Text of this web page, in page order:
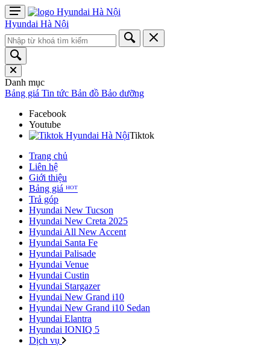
Hyundai Hà Nội
Danh mục
Bảng giá Tin tức Bản đồ Bảo dưỡng
Facebook
Youtube
Tiktok
Trang chủ
Liên hệ
Giới thiệu
Bảng giá ᴴᴼᵀ
Trả góp
Hyundai New Tucson
Hyundai New Creta 2025
Hyundai All New Accent
Hyundai Santa Fe
Hyundai Palisade
Hyundai Venue
Hyundai Custin
Hyundai Stargazer
Hyundai New Grand i10
Hyundai New Grand i10 Sedan
Hyundai Elantra
Hyundai IONIQ 5
Dịch vụ